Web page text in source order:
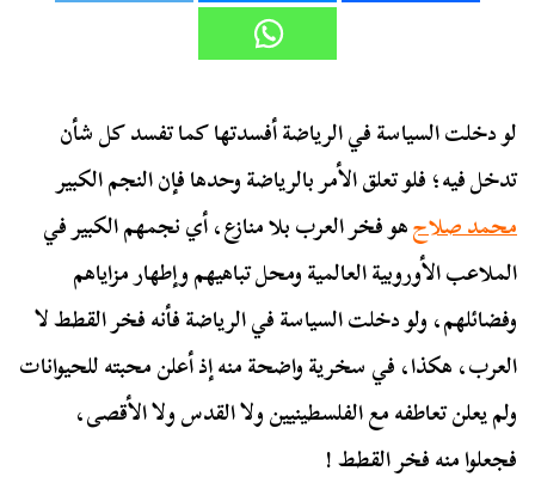
لو دخلت السياسة في الرياضة أفسدتها كما تفسد كل شأن
تدخل فيه؛ فلو تعلق الأمر بالرياضة وحدها فإن النجم الكبير
محمد صلاحهو فخر العرب بلا منازع، أي نجمهم الكبير في
الملاعب الأوروبية العالمية ومحل تباهيهم وإطهار مزاياهم
وفضائلهم، ولو دخلت السياسة في الرياضة فأنه فخر القطط لا
العرب، هكذا، في سخرية واضحة منه إذ أعلن محبته للحيوانات
ولم يعلن تعاطفه مع الفلسطينيين ولا القدس ولا الأقصى،
فجعلوا منه فخر القطط !